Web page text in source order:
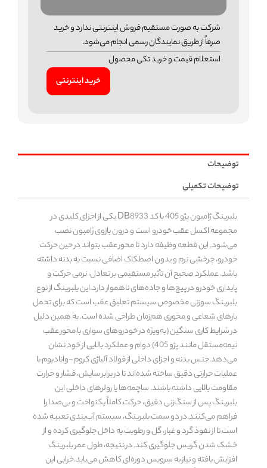
شرکت به صورت مستقیم فروش اینترنتی ندارد و خرید
صرفاً از طریق نمایندگان رسمی انجام می‌شود.
استعلام قیمت و خرید تکی محصول
خرید اینترنتی
توضیحات
توضیحات تکمیلی
بلبرینگ ژامبون پژو 405 با کد DB8933 یکی از اجزای کلیدی در
مجموعه اکسل عقب خودرو است و درون بازوی ژامبون نصب
می‌شود. این قطعه وظیفه دارد تا محور عقب بتواند در حین حرکت
خودرو، چرخشی نرم و بدون اصطکاک اضافی نسبت به بدنه داشته
باشد. عملکرد صحیح آن تأثیر مستقیمی بر تعادل، نرمی حرکت و
پایداری خودرو در پیچ‌ها و جاده‌های ناهموار دارد.این بلبرینگ از نوع
بلبرینگ سوزنی مخصوص سیستم تعلیق عقب است که برای تحمل
بارهای شعاعی و محوری هم‌زمان طراحی شده است. به همین دلیل
در شرایط کاری سنگین (به‌ویژه در خودروهای سواری با محور عقب
نیمه‌مستقل مانند پژو 405) دوام و عملکرد بالایی از خود نشان
می‌دهد.جنس بدنه و اجزای داخلی از فولاد آلیاژی کروم-وانادیوم با
عملیات حرارتی دقیق ساخته شده‌اند تا در برابر سایش، فشار و حرارت
مقاومت بالایی داشته باشند. ساچمه‌ها یا رولرهای داخلی این
بلبرینگ پس از سنگ‌زنی دقیق، حرکت کاملاً یکنواخت و بی‌صدا را
فراهم می‌کنند.در دو سمت بلبرینگ، سیستم آب‌بندی تعبیه شده
است تا از نفوذ گرد و غبار، گل و رطوبت به داخل جلوگیری کرده و از
خشک شدن گریس جلوگیری کند. در نتیجه، طول عمر بلبرینگ
افزایش یافته و نیاز به سرویس دوره‌ای کاهش می‌یابد.خرابی این